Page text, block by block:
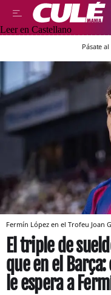
Leer en Castellano
Pásate
Fermín López en el Trofeu Joan
El triple de
que en el
le espera a